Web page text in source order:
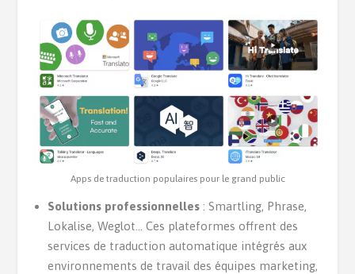
Apps de traduction populaires pour le grand public
Solutions professionnelles: Smartling, Phrase,
Lokalise, Weglot… Ces plateformes offrent des
services de traduction automatique intégrés aux
environnements de travail des équipes marketing,